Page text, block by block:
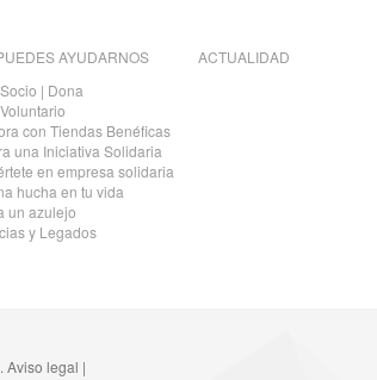
AYUDARNOS
| Dona
con Tiendas Benéficas
una Iniciativa Solidaria
en empresa solidaria
hucha en tu vida
un azulejo
y Legados
ACTUALIDAD
Aviso legal |